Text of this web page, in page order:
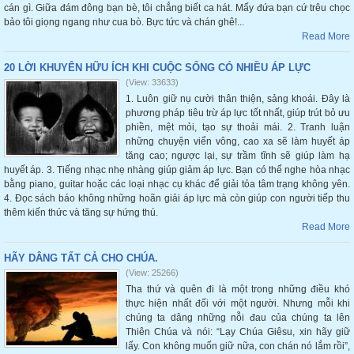
cán gì. Giữa đám đông bạn bè, tôi chẳng biết ca hát. Mấy đứa bạn cứ trêu chọc
bảo tôi giọng ngang như cua bò. Bực tức và chán ghê!...
Read More
20 LỜI KHUYÊN HỮU ÍCH KHI CUỘC SỐNG CÓ NHIỀU ÁP LỰC
(View: 33633)
1. Luôn giữ nụ cười thân thiện, sảng khoái. Đây là
phương pháp tiêu trừ áp lực tốt nhất, giúp trút bỏ ưu
phiền, mệt mỏi, tạo sự thoải mái. 2. Tranh luận
những chuyện viển vông, cao xa sẽ làm huyết áp
tăng cao; ngược lại, sự trầm tĩnh sẽ giúp làm hạ
huyết áp. 3. Tiếng nhạc nhẹ nhàng giúp giảm áp lực. Bạn có thể nghe hòa nhạc
bằng piano, guitar hoặc các loại nhạc cụ khác để giải tỏa tâm trạng không yên.
4. Đọc sách báo không những hoãn giải áp lực mà còn giúp con người tiếp thu
thêm kiến thức và tăng sự hứng thú.
Read More
HÃY DÂNG TẤT CẢ CHO CHÚA.
(View: 25266)
Tha thứ và quên đi là một trong những điều khó
thực hiện nhất đối với một người. Nhưng mỗi khi
chúng ta dâng những nỗi đau của chúng ta lên
Thiên Chúa và nói: “Lạy Chúa Giêsu, xin hãy giữ
lấy. Con không muốn giữ nữa, con chán nó lắm rồi”,